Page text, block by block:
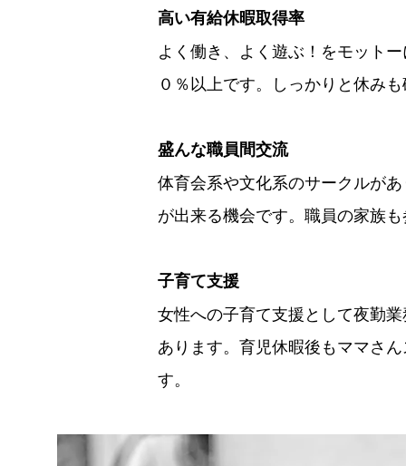
高い有給休暇取得率
よく働き、よく遊ぶ！をモット
０％以上です。しっかりと休み
盛んな職員間交流
体育会系や文化系のサークルが
が出来る機会です。職員の家族
子育て支援
女性への子育て支援として夜勤
あります。育児休暇後もママさ
す。